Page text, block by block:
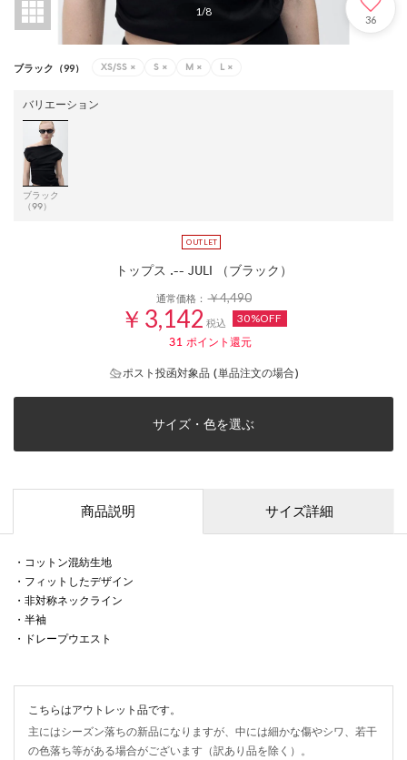
1/8
36
ブラック（99） XS/SS × S × M × L ×
バリエーション
ブラック
（99）
トップス .-- JULI （ブラック）
通常価格：￥4,490
￥3,142 税込 30%OFF
31 ポイント還元
ポスト投函対象品 (単品注文の場合)
サイズ・色を選ぶ
商品説明 サイズ詳細
・コットン混紡生地
・フィットしたデザイン
・非対称ネックライン
・半袖
・ドレープウエスト
こちらはアウトレット品です。
主にはシーズン落ちの新品になりますが、中には細かな傷やシワ、若干
の色落ち等がある場合がございます（訳あり品を除く）。